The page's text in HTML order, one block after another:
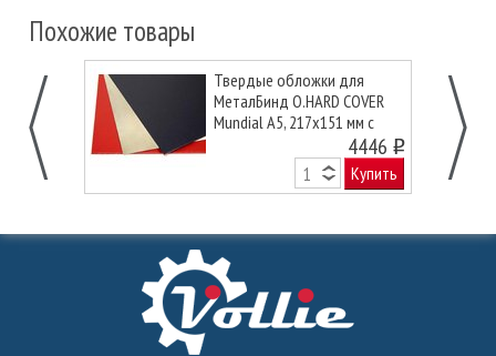
Похожие товары
Твердые обложки для
МеталБинд O.HARD COVER
Mundial А5, 217x151 мм с
покрытием «кожа» без окна,
4446 o
Купить